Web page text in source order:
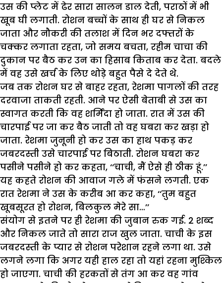
उस की प्लेट में ढेर सारा सालन डाल देती, पराठों में भी
खूब घी लगाती. रोशन बच्चों के साथ ही घर से निकल
जाता और नौकरी की तलाश में दिन भर दफ्तरों के
चक्कर लगाता रहता, जो समय बचता, रहीम चाचा की
दुकान पर बैठ कर उन का हिसाब किताब कर देता. बदले
में वह उसे खर्च के लिए थोड़े बहुत पैसे दे देते थे.
जब तक रोशन घर से बाहर रहता, रेशमा पागलों की तरह
दरवाजा ताकती रहती. आने पर ऐसी बेताबी से उस का
स्वागत करती कि वह शर्मिंदा हो जाता. रात में उस की
चारपाई पर जा कर बैठ जाती तो वह घबरा कर खड़ा हो
जाता. रेशमा जुनूनी हो कर उस का हाथ पकड़ कर
जबरदस्ती उसे चारपाई पर बिठाती. रोशन घबरा कर
पसीने पसीने हो कर कहता, ‘‘चाची, मैं ऐसे ही ठीक हूं.’’
यह कहते रोशन की आवाज गले में फंसने लगती. एक
रात रेशमा ने उस के करीब आ कर कहा, ‘‘तुम बहुत
खूबसूरत हो रोशन, बिलकुल मेरे सा…’’
संयोग से इतने पर ही रेशमा की जुबान रुक गई. 2 शब्द
और निकल जाते तो सारा राज खुल जाता. चाची के इस
जबरदस्ती के प्यार से रोशन परेशान रहने लगा था. उसे
लगने लगा कि अगर यही हाल रहा तो यहां रहना मुश्किल
हो जाएगा. चाची की हरकतों से तंग आ कर वह गांव